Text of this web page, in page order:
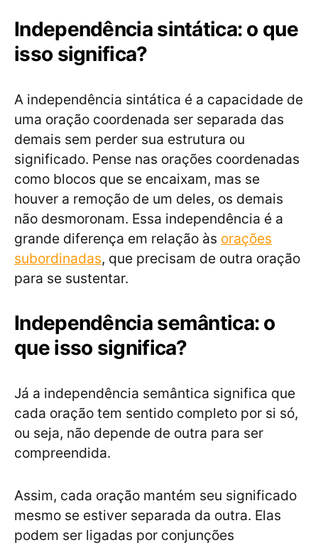
Independência sintática: o que
isso significa?
A independência sintática é a capacidade de
uma oração coordenada ser separada das
demais sem perder sua estrutura ou
significado. Pense nas orações coordenadas
como blocos que se encaixam, mas se
houver a remoção de um deles, os demais
não desmoronam. Essa independência é a
grande diferença em relação às orações
subordinadas, que precisam de outra oração
para se sustentar.
Independência semântica: o
que isso significa?
Já a independência semântica significa que
cada oração tem sentido completo por si só,
ou seja, não depende de outra para ser
compreendida.
Assim, cada oração mantém seu significado
mesmo se estiver separada da outra. Elas
podem ser ligadas por conjunções